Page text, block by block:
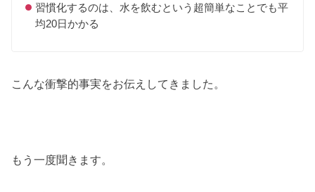
習慣化するのは、水を飲むという超簡単なことでも平
均20日かかる
こんな衝撃的事実をお伝えしてきました。
もう一度聞きます。